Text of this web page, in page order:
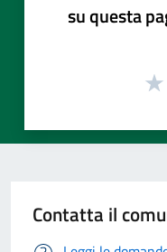
su questa
Contatta il